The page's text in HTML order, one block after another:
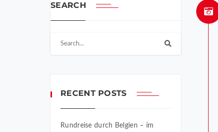
SEARCH
RECENT POSTS
Rundreise durch Belgien – im